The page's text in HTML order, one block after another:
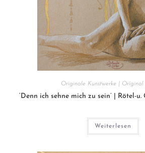
Originale Kunstwerke | Original
‘Denn ich sehne mich zu sein’ | Rötel-
Weiterlesen